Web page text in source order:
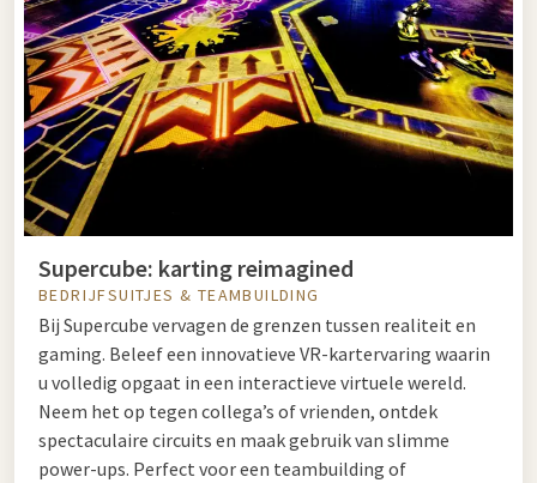
Supercube: karting reimagined
BEDRIJFSUITJES & TEAMBUILDING
Bij Supercube vervagen de grenzen tussen realiteit en
gaming. Beleef een innovatieve VR-kartervaring waarin
u volledig opgaat in een interactieve virtuele wereld.
Neem het op tegen collega’s of vrienden, ontdek
spectaculaire circuits en maak gebruik van slimme
power-ups. Perfect voor een teambuilding of